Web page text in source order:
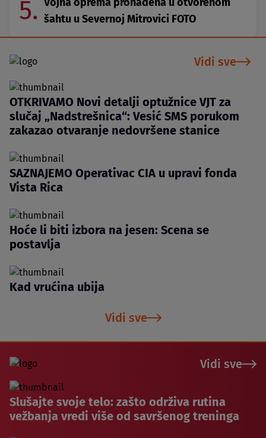
5. šahtu u Severnoj Mitrovici FOTO
Vidi sve
OTKRIVAMO Novi detalji optužnice VJT za
slučaj „Nadstrešnica“: Vesić SMS porukom
zakazao otvaranje nedovršene stanice
SAZNAJEMO Operativac CIA u upravi fonda
Vista Rica
Hoće li biti izbora na jesen: Scena se
postavlja
Kad vrućina ubija
Vidi sve
Vidi sve
Slušajte svoje telo: zašto održiva rutina
vežbanja vredi više od savršenog treninga